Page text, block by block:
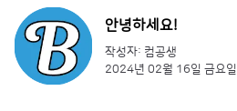
안녕하세요!
작성자: 컴공생
2024년 02월 16일 금요일